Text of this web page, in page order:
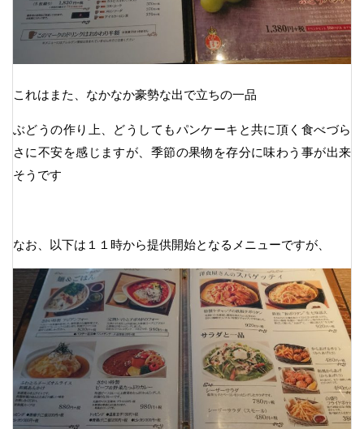
これはまた、なかなか豪勢な出で立ちの一品
ぶどうの作り上、どうしてもパンケーキと共に頂く食べづら
さに不安を感じますが、季節の果物を存分に味わう事が出来
そうです
なお、以下は１１時から提供開始となるメニューですが、